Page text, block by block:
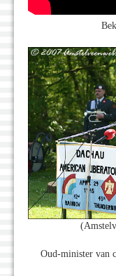
Oud-minister van